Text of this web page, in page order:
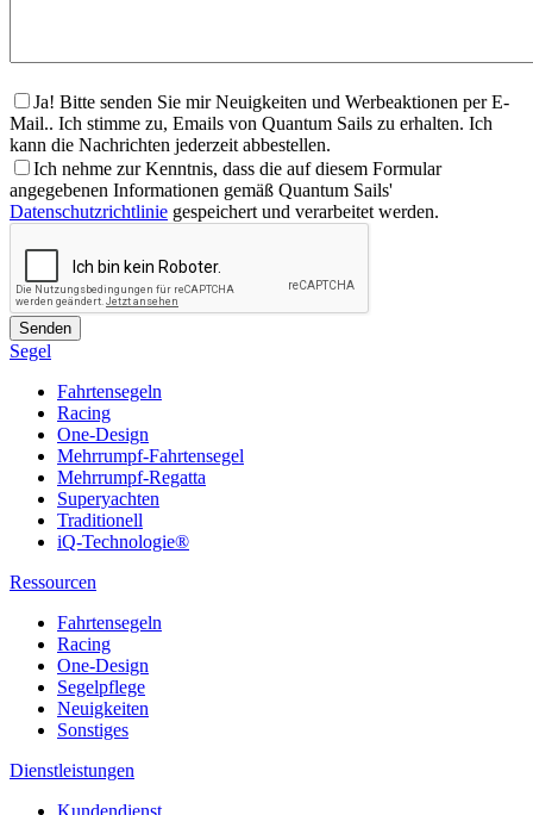
Ja! Bitte senden Sie mir Neuigkeiten und Werbeaktionen per E-
Mail.. Ich stimme zu, Emails von Quantum Sails zu erhalten. Ich
kann die Nachrichten jederzeit abbestellen.
Ich nehme zur Kenntnis, dass die auf diesem Formular
angegebenen Informationen gemäß Quantum Sails'
Datenschutzrichtlinie gespeichert und verarbeitet werden.
Segel
Fahrtensegeln
Racing
One-Design
Mehrrumpf-Fahrtensegel
Mehrrumpf-Regatta
Superyachten
Traditionell
iQ-Technologie®
Ressourcen
Fahrtensegeln
Racing
One-Design
Segelpflege
Neuigkeiten
Sonstiges
Dienstleistungen